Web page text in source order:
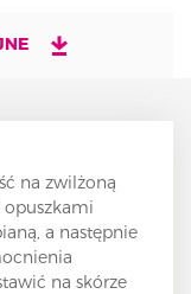
na zwilżoną
opuszkami
a następnie
na skórze